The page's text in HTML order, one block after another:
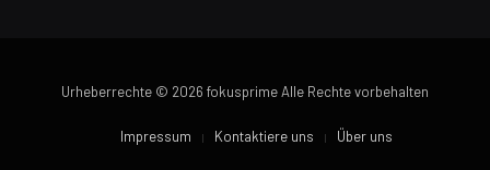
Urheberrechte © 2026 fokusprime Alle Rechte vorbehalten
Impressum Kontaktiere uns Über uns